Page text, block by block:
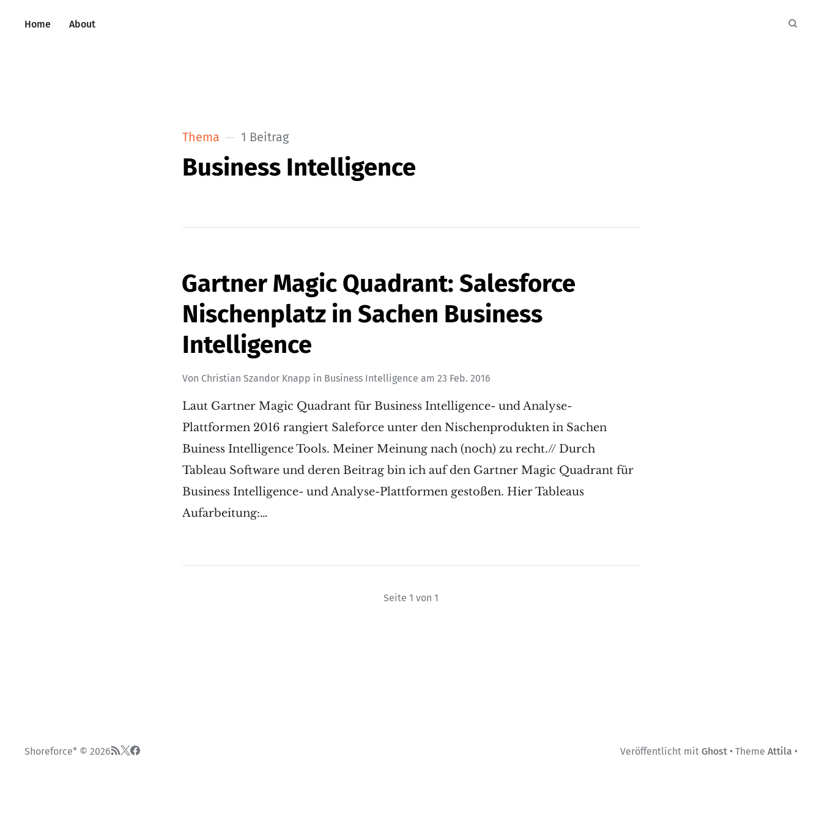
Home About
Thema 1 Beitrag
Business Intelligence
Gartner Magic Quadrant: Salesforce
Nischenplatz in Sachen Business
Intelligence
Von Christian Szandor Knapp in Business Intelligence am23 Feb. 2016
Laut Gartner Magic Quadrant für Business Intelligence- und Analyse-
Plattformen 2016 rangiert Saleforce unter den Nischenprodukten in Sachen
Buiness Intelligence Tools. Meiner Meinung nach (noch) zu recht.// Durch
Tableau Software und deren Beitrag bin ich auf den Gartner Magic Quadrant für
Business Intelligence- und Analyse-Plattformen gestoßen. Hier Tableaus
Aufarbeitung:…
Seite 1 von 1
Shoreforce* © 2026 Veröffentlicht mit Ghost • Theme Attila •